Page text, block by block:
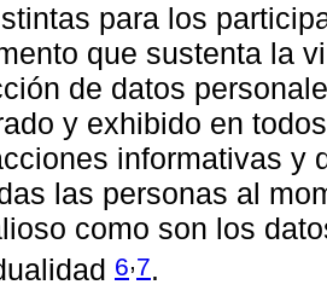
para los
que sustenta la
de datos
y exhibido en
informativas y
las personas al
como son los
6,7.